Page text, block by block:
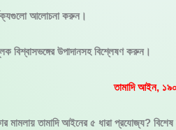
আলোচনা করুন।
বিশ্বাসভঙ্গের উপাদানসহ বিশ্লেষণ করুন।
তামাদি আইন,
তামাদি আইনের ৫ ধারা প্রযোজ্য?